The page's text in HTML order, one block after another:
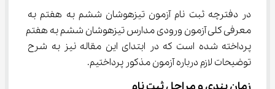
در دفترچه ثبت نام آزمون تیزهوشان ششم به هفتم به
معرفی کلی آزمون ورودی مدارس تیزهوشان ششم به هفتم
پرداخته شده است که در ابتدای این مقاله نیز به شرح
توضیحات لازم درباره آزمون مذکور پرداختیم.